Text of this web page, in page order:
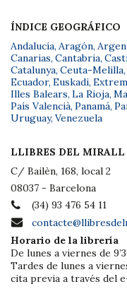
ÍNDICE GEOGRÁFICO
Andalucía, Aragón,
Canarias, Cantabria,
Catalunya, Ceuta-Melilla,
Ecuador, Euskadi,
Illes Balears, La Rioja,
País Valencià, Panamá,
Uruguay, Venezuela
LLIBRES DEL MIRALL
C/ Bailèn, 168, local 2
08037 - Barcelona
(34) 93 476 54 11
Horario de la librería
De lunes a viernes de
Tardes de lunes a
cita previa a través del